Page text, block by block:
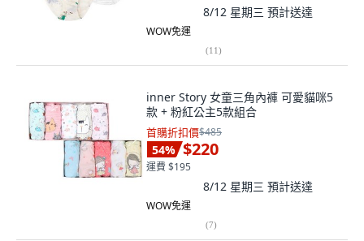
8/12 星期三 預計送達
WOW免運
(11)
inner Story 女童三角內褲 可愛貓咪5
款 + 粉紅公主5款組合
首購折扣價$485
54% $220
運費 $195
8/12 星期三 預計送達
WOW免運
(7)